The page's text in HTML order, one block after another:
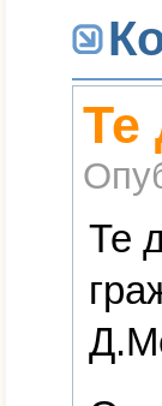
Те
Те